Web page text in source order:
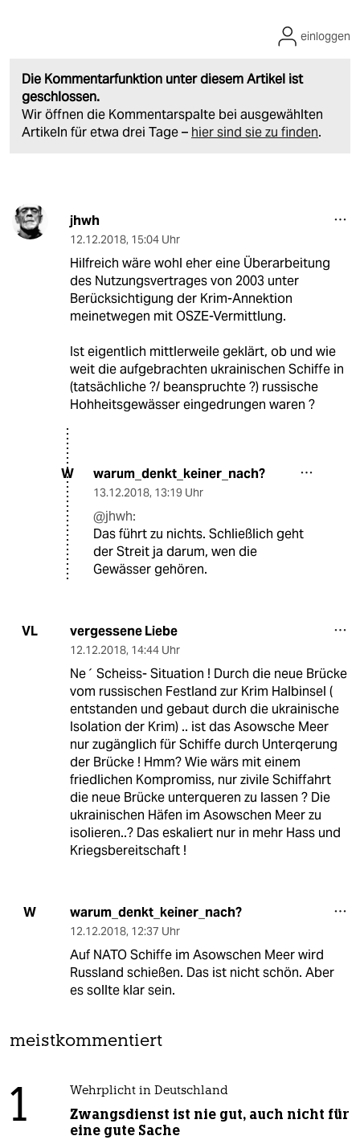
Die Kommentarfunktion unter diesem Artikel ist
geschlossen.
Wir öffnen die Kommentarspalte bei ausgewählten
Artikeln für etwa drei Tage – hier sind sie zu finden.
einloggen
jhwh
12.12.2018, 15:04 Uhr
Hilfreich wäre wohl eher eine Überarbeitung
des Nutzungsvertrages von 2003 unter
Berücksichtigung der Krim-Annektion
meinetwegen mit OSZE-Vermittlung.
Ist eigentlich mittlerweile geklärt, ob und wie
weit die aufgebrachten ukrainischen Schiffe in
(tatsächliche ?/ beanspruchte ?) russische
Hohheitsgewässer eingedrungen waren ?
W warum_denkt_keiner_nach?
13.12.2018, 13:19 Uhr
@jhwh:
Das führt zu nichts. Schließlich geht
der Streit ja darum, wen die
Gewässer gehören.
VL vergessene Liebe
12.12.2018, 14:44 Uhr
Ne´ Scheiss- Situation ! Durch die neue Brücke
vom russischen Festland zur Krim Halbinsel (
entstanden und gebaut durch die ukrainische
Isolation der Krim) .. ist das Asowsche Meer
nur zugänglich für Schiffe durch Unterqerung
der Brücke ! Hmm? Wie wärs mit einem
friedlichen Kompromiss, nur zivile Schiffahrt
die neue Brücke unterqueren zu lassen ? Die
ukrainischen Häfen im Asowschen Meer zu
isolieren..? Das eskaliert nur in mehr Hass und
Kriegsbereitschaft !
W warum_denkt_keiner_nach?
12.12.2018, 12:37 Uhr
Auf NATO Schiffe im Asowschen Meer wird
Russland schießen. Das ist nicht schön. Aber
es sollte klar sein.
meistkommentiert
1 Wehrplicht in Deutschland
Zwangsdienst ist nie gut, auch nicht für
eine gute Sache